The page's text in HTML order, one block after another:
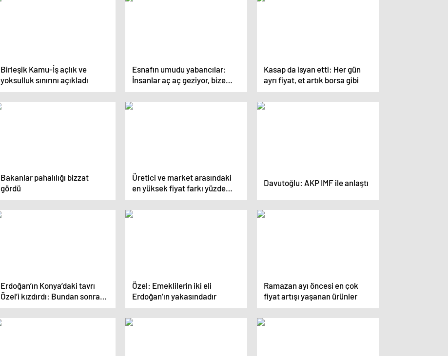
Birleşik Kamu-İş açlık ve
yoksulluk sınırını açıkladı
Esnafın umudu yabancılar:
İnsanlar aç aç geziyor, bize
turist lazım
Kasap da isyan etti: Her gün
ayrı fiyat, et artık borsa gibi
Bakanlar pahalılığı bizzat
gördü
Üretici ve market arasındaki
en yüksek fiyat farkı yüzde
378’le limonda
Davutoğlu: AKP IMF ile anlaştı
Erdoğan’ın Konya’daki tavrı
Özel’i kızdırdı: Bundan sonra
iki elim yakanda
Özel: Emeklilerin iki eli
Erdoğan’ın yakasındadır
Ramazan ayı öncesi en çok
fiyat artışı yaşanan ürünler